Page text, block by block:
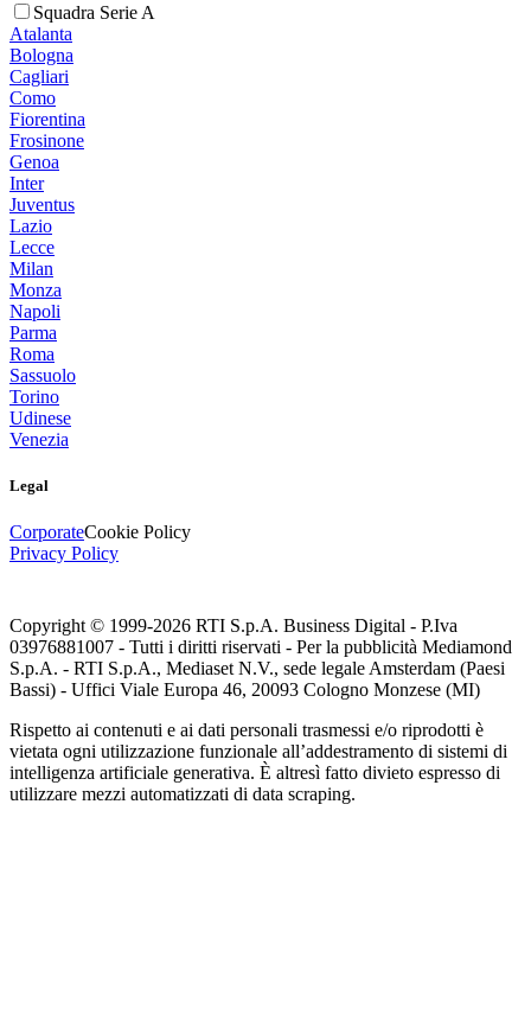
Squadra Serie A
Atalanta
Bologna
Cagliari
Como
Fiorentina
Frosinone
Genoa
Inter
Juventus
Lazio
Lecce
Milan
Monza
Napoli
Parma
Roma
Sassuolo
Torino
Udinese
Venezia
Legal
CorporateCookie Policy
Privacy Policy
Copyright © 1999-2026 RTI S.p.A. Business Digital - P.Iva
03976881007 - Tutti i diritti riservati - Per la pubblicità Mediamond
S.p.A. - RTI S.p.A., Mediaset N.V., sede legale Amsterdam (Paesi
Bassi) - Uffici Viale Europa 46, 20093 Cologno Monzese (MI)
Rispetto ai contenuti e ai dati personali trasmessi e/o riprodotti è
vietata ogni utilizzazione funzionale all’addestramento di sistemi di
intelligenza artificiale generativa. È altresì fatto divieto espresso di
utilizzare mezzi automatizzati di data scraping.